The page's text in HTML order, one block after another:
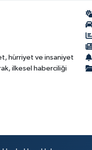
hürriyet ve insaniyet
ilkesel haberciliği